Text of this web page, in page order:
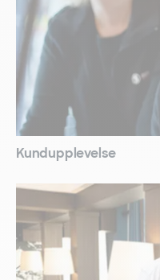
Kundupplevelse